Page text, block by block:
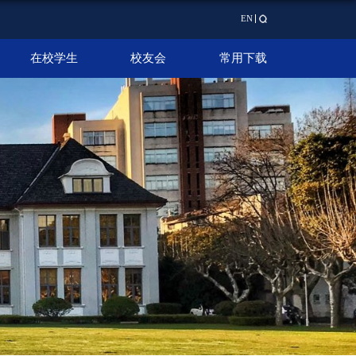
EN
在校学生 校友会 常用下载